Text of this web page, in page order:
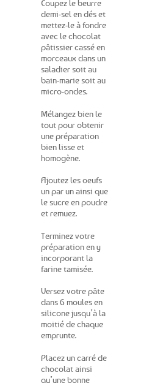
Coupez le beurre
demi-sel en dés et
mettez-le à fondre
avec le chocolat
pâtissier cassé en
morceaux dans un
saladier soit au
bain-marie soit au
micro-ondes.
Mélangez bien le
tout pour obtenir
une préparation
bien lisse et
homogène.
Ajoutez les oeufs
un par un ainsi que
le sucre en poudre
et remuez.
Terminez votre
préparation en y
incorporant la
farine tamisée.
Versez votre pâte
dans 6 moules en
silicone jusqu’à la
moitié de chaque
emprunte.
Placez un carré de
chocolat ainsi
qu’une bonne